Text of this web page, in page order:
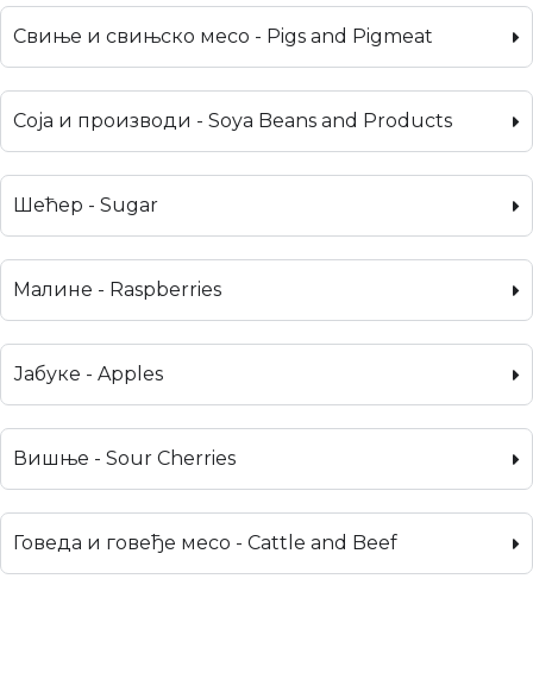
Свиње и свињско месо - Pigs and Pigmeat
Соја и производи - Soya Beans and Products
Шећер - Sugar
Малине - Raspberries
Јабуке - Apples
Вишње - Sour Cherries
Говеда и говеђе месо - Cattle and Beef